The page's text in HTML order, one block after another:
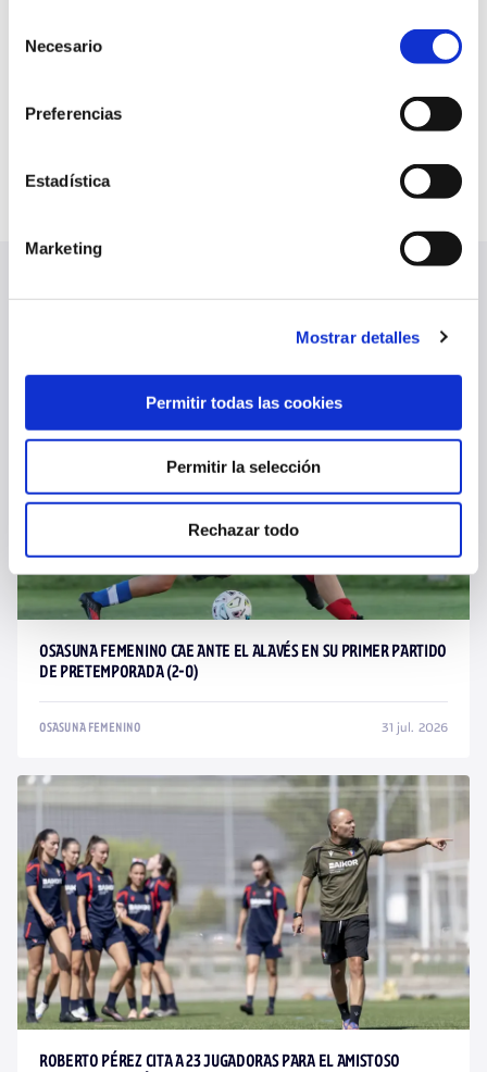
Necesario
Preferencias
Estadística
Marketing
Mostrar detalles
Permitir todas las cookies
Permitir la selección
Rechazar todo
OSASUNA FEMENINO CAE ANTE EL ALAVÉS EN SU PRIMER PARTIDO
DE PRETEMPORADA (2-0)
OSASUNA FEMENINO 31 jul. 2026
ROBERTO PÉREZ CITA A 23 JUGADORAS PARA EL AMISTOSO